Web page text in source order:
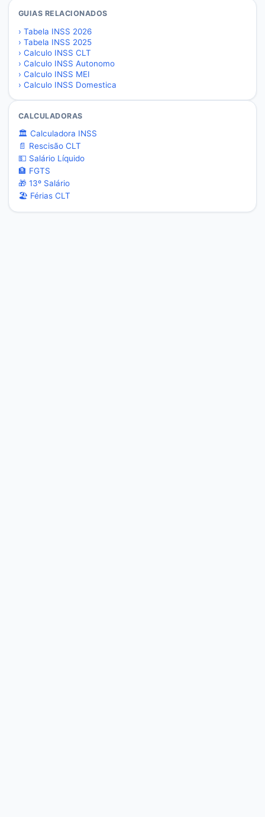
GUIAS RELACIONADOS
› Tabela INSS 2026
› Tabela INSS 2025
› Calculo INSS CLT
› Calculo INSS Autonomo
› Calculo INSS MEI
› Calculo INSS Domestica
CALCULADORAS
🏛️ Calculadora INSS
📄 Rescisão CLT
💵 Salário Líquido
🏦 FGTS
🎁 13º Salário
🏖️ Férias CLT